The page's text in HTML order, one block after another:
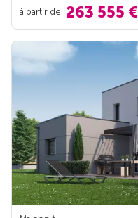
à partir de 263 555 €